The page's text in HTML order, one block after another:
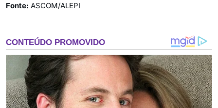
Fonte: ASCOM/ALEPI